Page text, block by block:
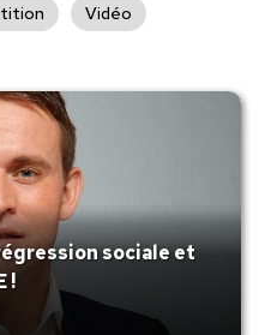
Vidéo
sociale et
!